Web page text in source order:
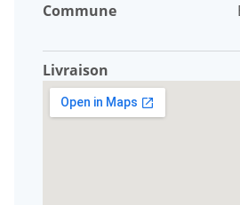
Commune
Livraison